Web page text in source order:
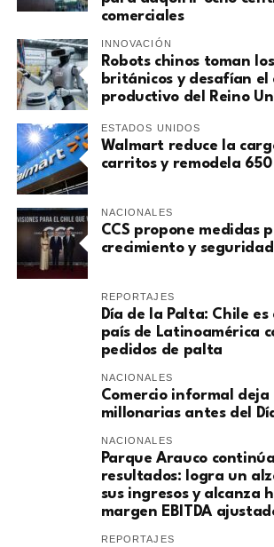
comerciales
INNOVACIÓN
Robots chinos toman
británicos y desafían
productivo del Reino
ESTADOS UNIDOS
Walmart reduce la
carritos y remodela
NACIONALES
CCS propone medidas
crecimiento y
REPORTAJES
Día de la Palta: Chile
país de Latinoamérica
pedidos de palta
NACIONALES
Comercio informal deja
millonarias antes del
NACIONALES
Parque Arauco
resultados: logra un
sus ingresos y alcanza
margen EBITDA
REPORTAJES